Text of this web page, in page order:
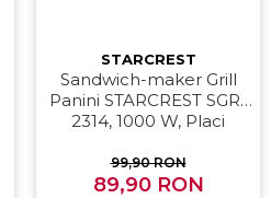
STARCREST
Sandwich-maker Grill
Panini STARCREST SGR-
2314, 1000 W, Placi
Deschidere 180°,
Suprafata de gatire 23 x
99,90 RON
89,90 RON